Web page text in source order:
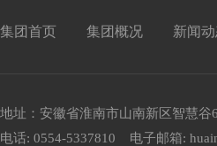
集团首页 集团概况 新闻
地址：安徽省淮南市山南新区智慧
电话: 0554-5337810 电子邮箱: